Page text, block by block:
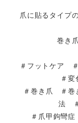
爪に貼るタイプ
巻き
＃フットケア
＃
＃巻き爪 ＃
法
＃爪甲鉤彎症